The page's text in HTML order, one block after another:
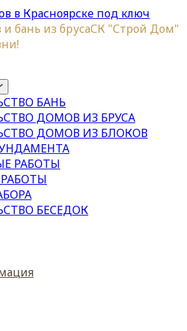
бань из брусаСК "Строй Дом"
БАНЬ
ДОМОВ ИЗ БРУСА
ДОМОВ ИЗ БЛОКОВ
РАБОТЫ
БЕСЕДОК